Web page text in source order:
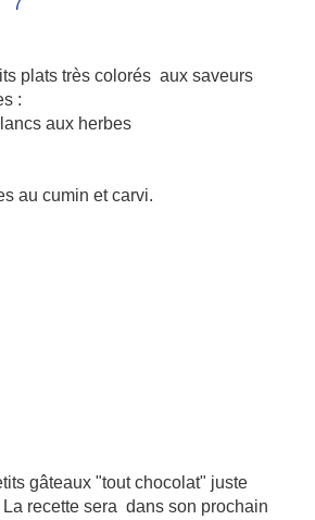
plats très colorés aux saveurs
:
aux herbes
au cumin et carvi.
gâteaux "tout chocolat" juste
recette sera dans son prochain